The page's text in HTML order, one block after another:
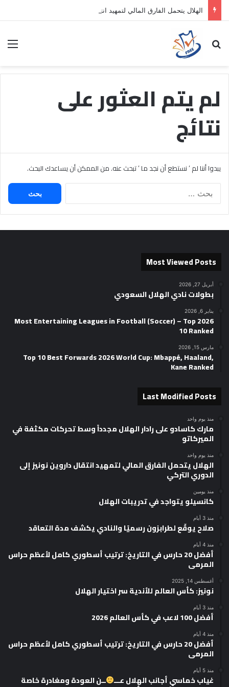
بحث عن
لم يتم العثور على
نتائج
يبدوا أننا لم ’ نستطع أن نجد ما ’ تبحث عنه. من الممكن أن يساعدك البحث.
البحث
Most Viewed Posts
أبريل 27, 2026
بطولات نادي الهلال السعودي
يناير 6, 2026
2026 Most Entertaining Leagues in Football (Soccer) – Top
10 Ranked
مارس 15, 2026
Top 10 Best Forwards 2026 World Cup: Mbappé, Haaland,
Kane Ranked
Last Modified Posts
منذ يوم واحد
مارك كاسادو على رادار الهلال مجدداً وسط تحركات مكثفة في
الميركاتو
منذ يوم واحد
الهلال يتحمل الفارق المالي لتمهيد انتقال داروين نونيز إلى
الدوري التركي
منذ يومين
كانسيلو يتواجد في تدريبات الهلال
منذ 3 أيام
صلاح يوقّع لطرابزون رسميًا والنادي يكشف مدة التعاقد
منذ 4 أيام
أفضل 20 حارس في التاريخ: ترتيب أسطوري كامل لأعظم حراس
المرمى
أغسطس 14, 2025
نونيز: كأس العالم للأندية سر اختيار الهلال
منذ 3 أيام
أفضل 100 لاعب في كأس العالم 2026
منذ 4 أيام
أفضل 20 حارس في التاريخ: ترتيب أسطوري كامل لأعظم حراس
المرمى
منذ 5 أيام
غياب خماسي أجانب الهلال عـــ ــن العودة ومغادرة خاصة